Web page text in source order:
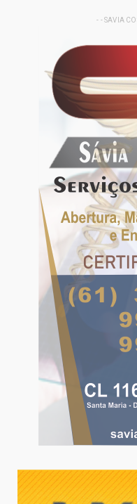
- - SAVIA